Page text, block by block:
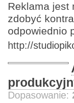
Reklama jest
zdobyć
odpowiednio
http://
Dopasowanie: